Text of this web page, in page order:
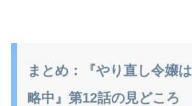
まとめ：『やり直し令嬢
略中』第12話の見どころ